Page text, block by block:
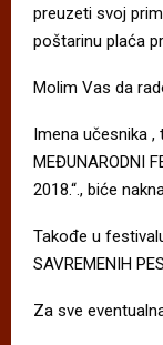
preuzeti svoj
poštarinu plaća
Molim Vas da
Imena učesnika ,
MEĐUNARODNI
2018.“., biće
Takođe u
SAVREMENIH
Za sve